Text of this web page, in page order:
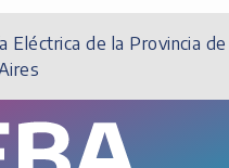
Eléctrica de la Provincia de